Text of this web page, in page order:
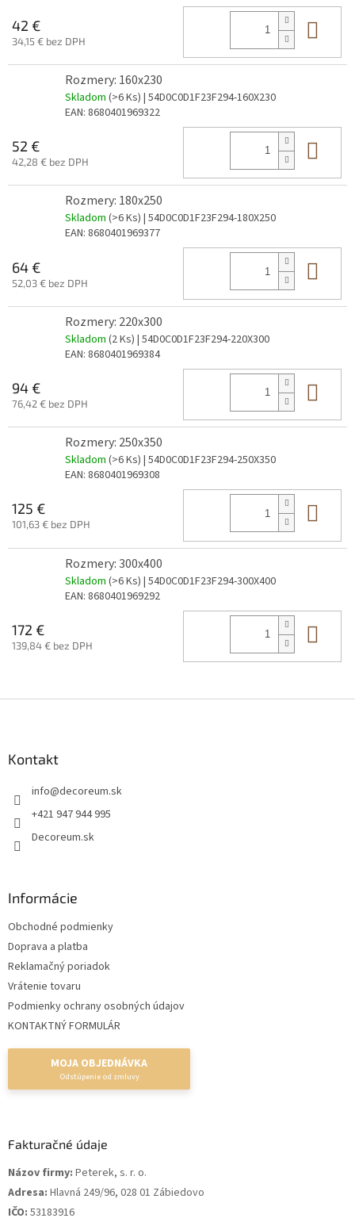
42 €
34,15 € bez DPH
Rozmery: 160x230
Skladom (>6 Ks) | 54D0C0D1F23F294-160X230
EAN: 8680401969322
52 €
42,28 € bez DPH
Rozmery: 180x250
Skladom (>6 Ks) | 54D0C0D1F23F294-180X250
EAN: 8680401969377
64 €
52,03 € bez DPH
Rozmery: 220x300
Skladom (2 Ks) | 54D0C0D1F23F294-220X300
EAN: 8680401969384
94 €
76,42 € bez DPH
Rozmery: 250x350
Skladom (>6 Ks) | 54D0C0D1F23F294-250X350
EAN: 8680401969308
125 €
101,63 € bez DPH
Rozmery: 300x400
Skladom (>6 Ks) | 54D0C0D1F23F294-300X400
EAN: 8680401969292
172 €
139,84 € bez DPH
Kontakt
info@decoreum.sk
+421 947 944 995
Decoreum.sk
Informácie
Obchodné podmienky
Doprava a platba
Reklamačný poriadok
Vrátenie tovaru
Podmienky ochrany osobných údajov
KONTAKTNÝ FORMULÁR
MOJA OBJEDNÁVKA
Fakturačné údaje
Názov firmy: Peterek, s. r. o.
Adresa: Hlavná 249/96, 028 01 Zábiedovo
IČO: 53183916